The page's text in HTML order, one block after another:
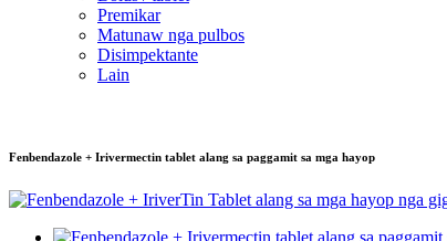
Premikar
Matunaw nga pulbos
Disimpektante
Lain
Fenbendazole + Irivermectin tablet alang sa paggamit sa mga hayop